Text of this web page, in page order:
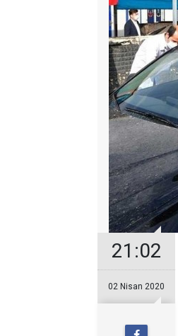
21:02
02 Nisan 2020